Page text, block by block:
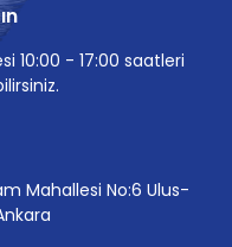
10:00 - 17:00 saatleri
Mahallesi No:6 Ulus-